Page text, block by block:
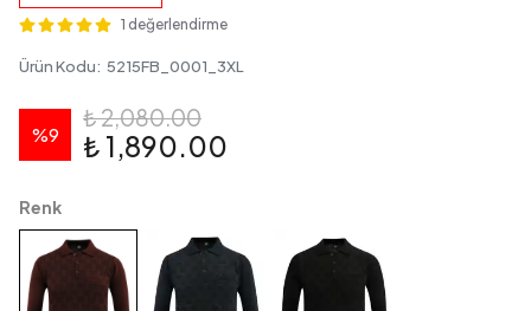
1 değerlendirme
Ürün Kodu: 5215FB_0001_3XL
%9
₺ 2,080.00
₺ 1,890.00
Renk